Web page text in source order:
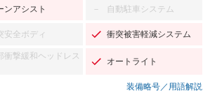
ンアシスト － 自動駐車システム
安全ボディ 衝突被害軽減システム
衝撃緩和ヘッドレス
オートライト
装備略号／用語解説